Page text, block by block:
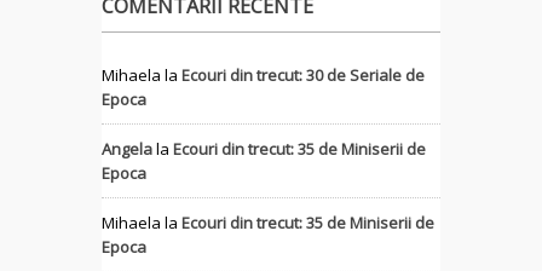
COMENTARII RECENTE
Mihaela la Ecouri din trecut: 30 de Seriale de
Epoca
Angelala Ecouri din trecut: 35 de Miniserii de
Epoca
Mihaela la Ecouri din trecut: 35 de Miniserii de
Epoca